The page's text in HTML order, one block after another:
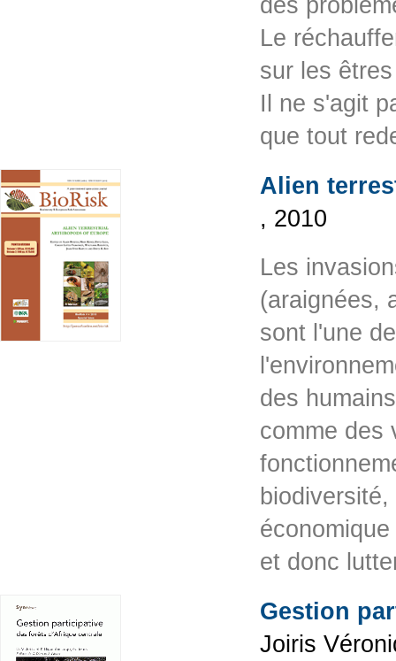
Le
sur les
Il ne s'agit
que tout
Alien
, 2010
Les
(araignées,
sont l'une
des
comme des
et donc
Gestion
Joiris